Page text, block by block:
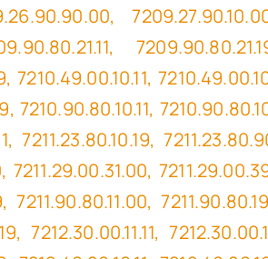
7210.49.00.10.11,
7210.90.80.10.11,
7211.23.80.10.19,
7211.29.00.31.00,
7211.90.80.11.00,
7212.30.00.11.11,